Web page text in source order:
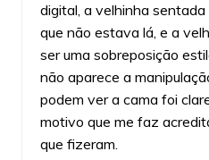
digital, a velhinha
que não estava lá, e a
ser uma sobreposição
não aparece a
podem ver a cama foi
motivo que me faz
que fizeram.